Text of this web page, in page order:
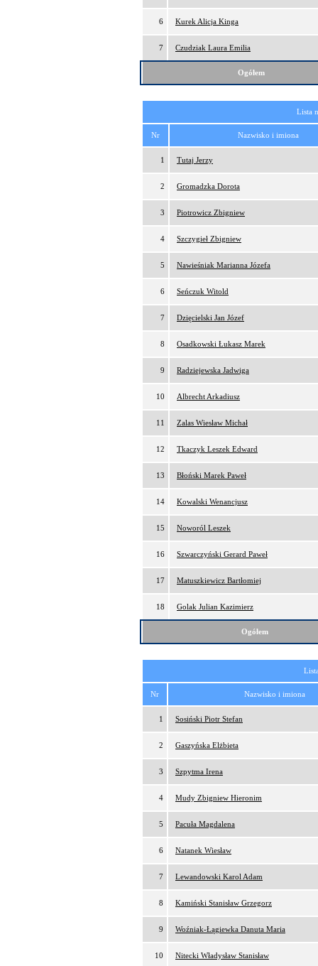
6 Kurek Alicja Kinga
7 Czudziak Laura Emilia
Ogółem
Lista
Nr Nazwisko i imiona
1 Tutaj Jerzy
2 Gromadzka Dorota
3 Piotrowicz Zbigniew
4 Szczygieł Zbigniew
5 Nawieśniak Marianna Józefa
6 Seńczuk Witold
7 Dzięcielski Jan Józef
8 Osadkowski Łukasz Marek
9 Radziejewska Jadwiga
10 Albrecht Arkadiusz
11 Zalas Wiesław Michał
12 Tkaczyk Leszek Edward
13 Błoński Marek Paweł
14 Kowalski Wenancjusz
15 Noworól Leszek
16 Szwarczyński Gerard Paweł
17 Matuszkiewicz Bartłomiej
18 Golak Julian Kazimierz
Ogółem
Nr Nazwisko i imiona
1 Sosiński Piotr Stefan
2 Gaszyńska Elżbieta
3 Szpytma Irena
4 Mudy Zbigniew Hieronim
5 Pacuła Magdalena
6 Natanek Wiesław
7 Lewandowski Karol Adam
8 Kamiński Stanisław Grzegorz
9 Woźniak-Łągiewka Danuta Maria
10 Nitecki Władysław Stanisław